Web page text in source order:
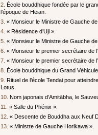
2. École bouddhique fondée par le
l’époque de Heian.
3. « Monsieur le Ministre de Gauche de
4. « Résidence d’Uji ».
5. « Monsieur le Ministre de Gauche de
6. « Monsieur le premier secrétaire de
7. « Monsieur le premier secrétaire de
8. École bouddhique du Grand
9. Rituel de l’école Tendai pour
Lotus.
10. Nom japonais d’Amitābha, le
11. « Salle du Phénix ».
12. « Descente de Bouddha aux Neuf
13. « Ministre de Gauche Horikawa ».